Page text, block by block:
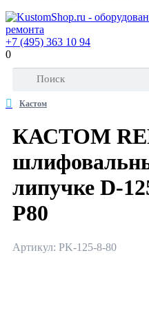
+7 (495) 363 10 94
0
Кастом
КАСТОМ
липучке D-
P80
Артикул: PK-125-8-80